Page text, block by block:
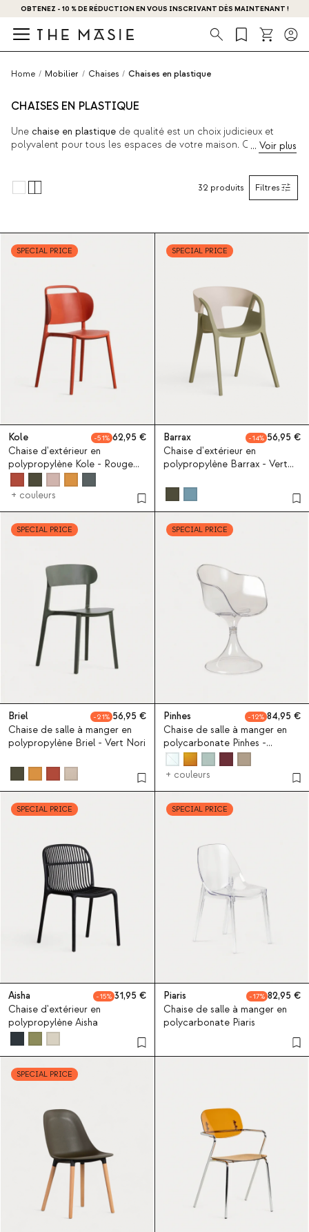
OBTENEZ - 10 % DE RÉDUCTION EN VOUS INSCRIVANT DÈS MAINTENANT !
Recherche
Home / Mobilier / Chaises / Chaises en plastique
CHAISES EN PLASTIQUE
Une chaise en plastique de qualité est un choix judicieux et
polyvalent pour tous les espaces de votre maison. ChezThe
contemporaines, légères et disponibles dans une large palette
de couleurs. Parfaites pour l'intérieur comme pour l'extérieur,
Filtres
32 produits
SPECIAL PRICE
Kole 51
62,95
Chaise d'extérieur en
polypropylène Kole - Rouge
+ couleurs
SPECIAL PRICE
Barrax 14
56,95
Chaise d'extérieur en
polypropylène Barrax - Vert
SPECIAL PRICE
Briel 21
56,95
Chaise de salle à manger en
polypropylène Briel - Vert Nori
SPECIAL PRICE
Pinhes 12
84,95
Chaise de salle à manger en
polycarbonate Pinhes -
Transparent
+ couleurs
SPECIAL PRICE
Aisha 15
31,95
Chaise d'extérieur en
polypropylène Aisha
SPECIAL PRICE
Piaris 17
82,95
Chaise de salle à manger en
polycarbonate Piaris
SPECIAL PRICE